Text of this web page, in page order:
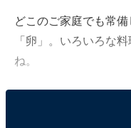
どこのご家庭でも常
「卵」。いろいろな
ね。
そんな卵の冷蔵庫の
ト。多くの冷蔵庫の